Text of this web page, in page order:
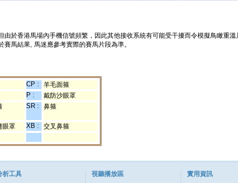
於香港馬場內手機信號頻繁，因此其他接收系統有可能受干擾而令模擬鳥瞰重
馬結果, 馬迷應參考實際的賽馬片段為準。
CP :
羊毛面箍
P :
戴防沙眼罩
SR : 鼻箍
眼罩 XB :
交叉鼻箍
析工具 視聽播放區 實用資訊